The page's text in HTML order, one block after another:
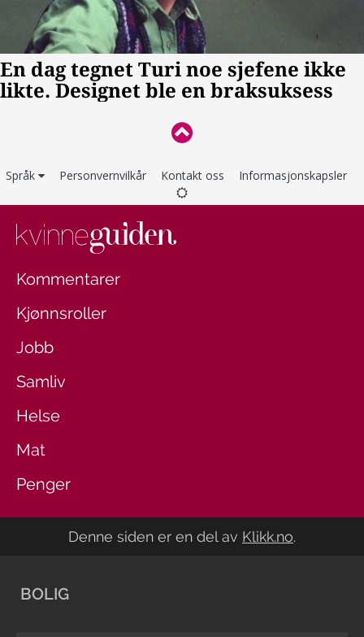
Språk Personvernvilkår Kontakt oss Informasjonskapsler
Kommentarer
Kjønnsroller
Jobb
Samliv
Helse
Mat
Penger
Denne siden er en del av Klikk.no.
BOLIG